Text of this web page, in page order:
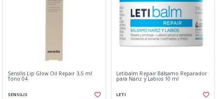
Sensilis Lip Glow Oil Repair 3,5 ml
Tono 04
SENSILIS
Letibalm Repair Bálsamo Reparador
para Nariz y Labios 10 ml
LETI